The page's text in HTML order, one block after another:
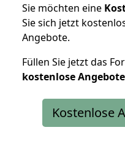
Sie möchten eine
Sie sich jetzt
Angebote.
Füllen Sie jetzt das
kostenlose
Kostenlose